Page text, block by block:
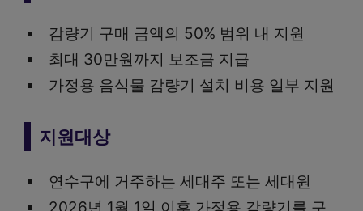
감량기 구매 금액의 50% 범위 내 지원
최대 30만원까지 보조금 지급
가정용 음식물 감량기 설치 비용 일부 지원
지원대상
연수구에 거주하는 세대주 또는 세대원
2026년 1월 1일 이후 가정용 감량기를 구